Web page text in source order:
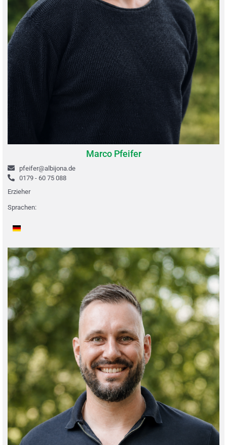
Marco Pfeifer
pfeifer@albijona.de
0179 - 60 75 088
Erzieher
Sprachen: